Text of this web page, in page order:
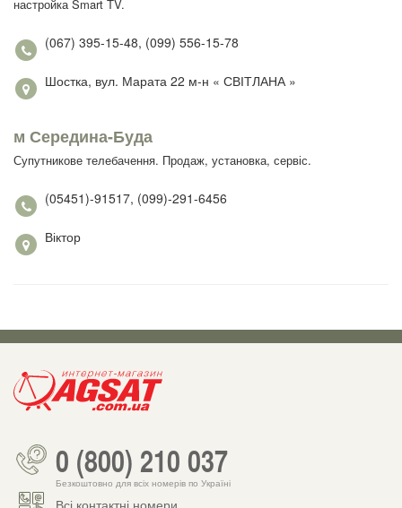
настройка Smart TV.
(067) 395-15-48, (099) 556-15-78
Шостка, вул. Марата 22 м-н « СВІТЛАНА »
м Середина-Буда
Супутникове телебачення. Продаж, установка, сервіс.
(05451)-91517, (099)-291-6456
Віктор
0 (800) 210 037
Безкоштовно для всіх номерів по Україні
Всі контактні номери